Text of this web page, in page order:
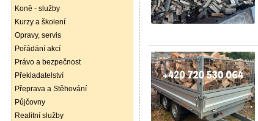
Koně - služby
Kurzy a školení
Opravy, servis
Pořádání akcí
Právo a bezpečnost
Překladatelství
Přeprava a Stěhování
Půjčovny
Realitní služby